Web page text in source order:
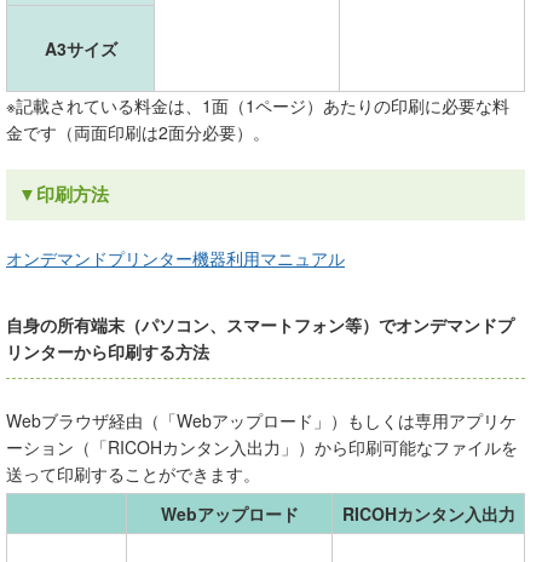
A3サイズ
※記載されている料金は、1面（1ページ）あたりの印刷に必要な料
金です（両面印刷は2面分必要）。
▼印刷方法
オンデマンドプリンター機器利用マニュアル
自身の所有端末（パソコン、スマートフォン等）でオンデマンドプ
リンターから印刷する方法
Webブラウザ経由（「Webアップロード」）もしくは専用アプリケ
ーション（「RICOHカンタン入出力」）から印刷可能なファイルを
送って印刷することができます。
Webアップロード
RICOHカンタン入出力